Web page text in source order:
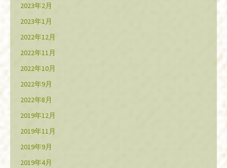
2023年2月
2023年1月
2022年12月
2022年11月
2022年10月
2022年9月
2022年8月
2019年12月
2019年11月
2019年9月
2019年4月